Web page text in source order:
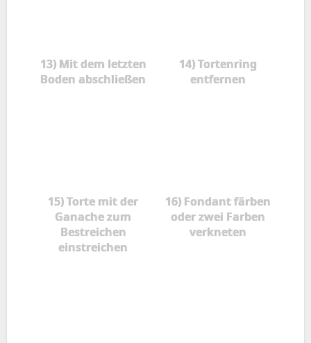
13) Mit dem letzten
Boden abschließen
14) Tortenring
entfernen
15) Torte mit der
Ganache zum
Bestreichen
einstreichen
16) Fondant färben
oder zwei Farben
verkneten